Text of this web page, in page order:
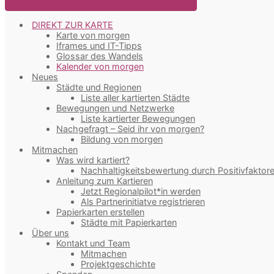
DIREKT ZUR KARTE
Karte von morgen
Iframes und IT-Tipps
Glossar des Wandels
Kalender von morgen
Neues
Städte und Regionen
Liste aller kartierten Städte
Bewegungen und Netzwerke
Liste kartierter Bewegungen
Nachgefragt – Seid ihr von morgen?
Bildung von morgen
Mitmachen
Was wird kartiert?
Nachhaltigkeitsbewertung durch
Anleitung zum Kartieren
Jetzt Regionalpilot*in werden
Als Partnerinitiatve registrieren
Papierkarten erstellen
Städte mit Papierkarten
Über uns
Kontakt und Team
Mitmachen
Projektgeschichte